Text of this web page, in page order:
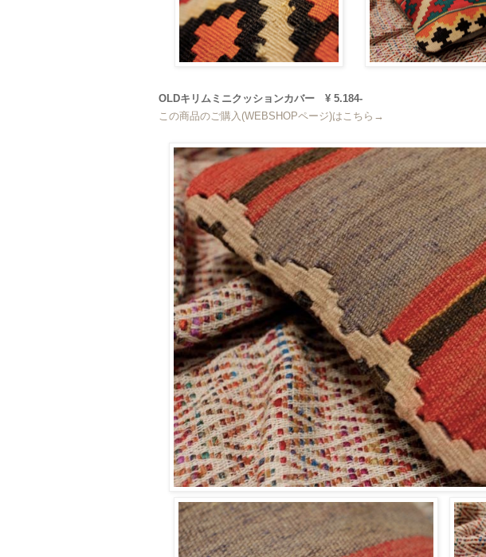
OLDキリムミニクッションカバー ¥ 5.184-
この商品のご購入(WEBSHOPページ)はこちら→